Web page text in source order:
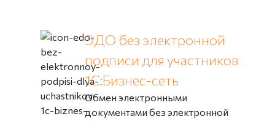
ЭДО без электронной
подписи для участников
1С:Бизнес-сеть
Обмен электронными
документами без электронной